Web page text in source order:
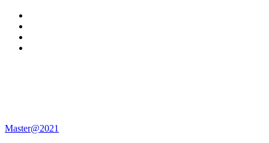
Master@2021